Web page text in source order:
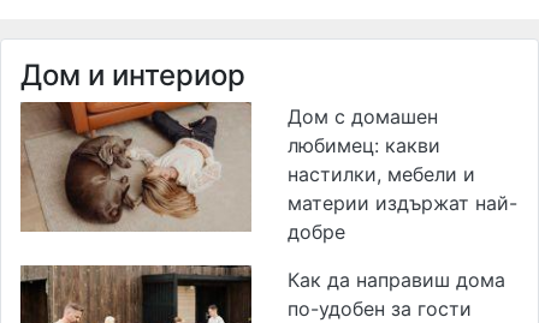
Дом и интериор
Дом с домашен
любимец: какви
настилки, мебели и
материи издържат най-
добре
Как да направиш дома
по-удобен за гости